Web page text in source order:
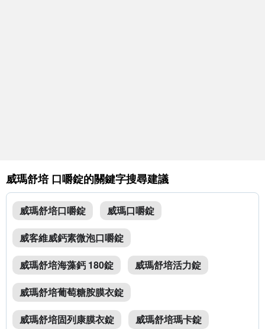
威瑪舒培 口嚼錠的關鍵字搜尋建議
威瑪舒培口嚼錠
威瑪口嚼錠
威客維威鈣素微泡口嚼錠
威瑪舒培海藻鈣 180錠
威瑪舒培活力錠
威瑪舒培葡萄糖胺膜衣錠
威瑪舒培固列康膜衣錠
威瑪舒培瑪卡錠